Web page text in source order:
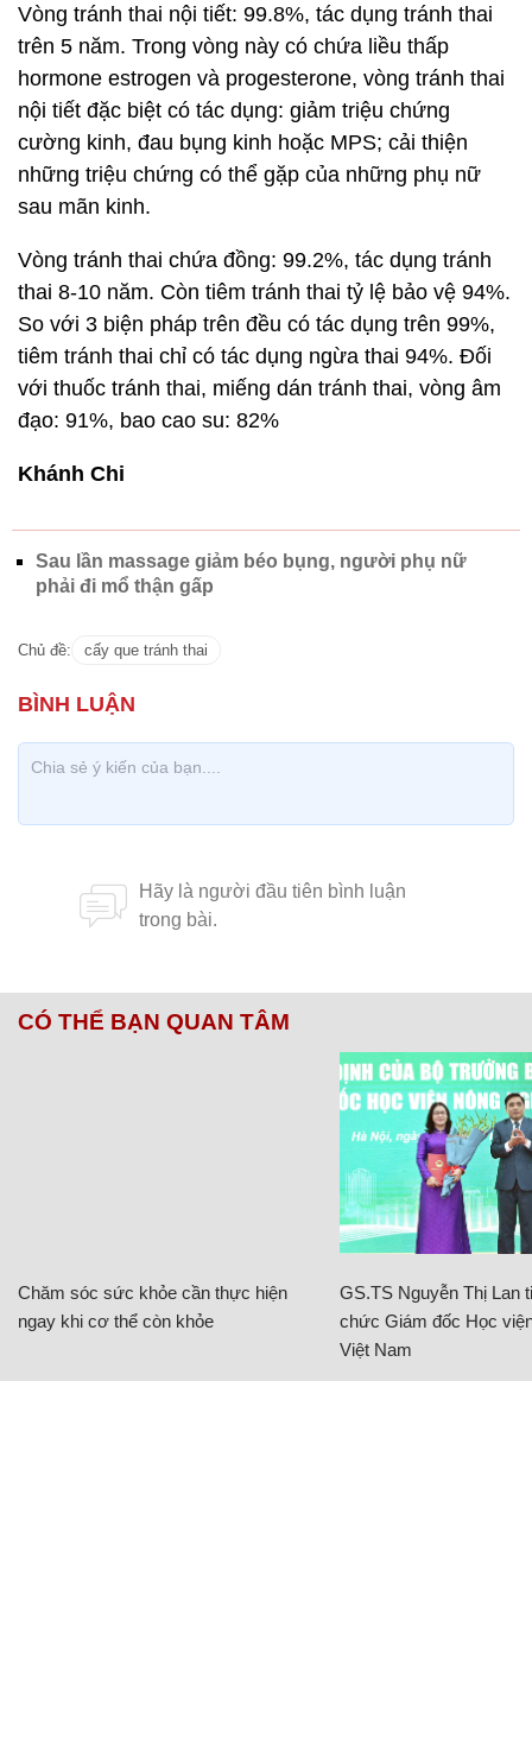
Vòng tránh thai nội tiết: 99.8%, tác dụng tránh thai
trên 5 năm. Trong vòng này có chứa liều thấp
hormone estrogen và progesterone, vòng tránh thai
nội tiết đặc biệt có tác dụng: giảm triệu chứng
cường kinh, đau bụng kinh hoặc MPS; cải thiện
những triệu chứng có thể gặp của những phụ nữ
sau mãn kinh.
Vòng tránh thai chứa đồng: 99.2%, tác dụng tránh
thai 8-10 năm. Còn tiêm tránh thai tỷ lệ bảo vệ 94%.
So với 3 biện pháp trên đều có tác dụng trên 99%,
tiêm tránh thai chỉ có tác dụng ngừa thai 94%. Đối
với thuốc tránh thai, miếng dán tránh thai, vòng âm
đạo: 91%, bao cao su: 82%
Khánh Chi
Sau lần massage giảm béo bụng, người phụ nữ
phải đi mổ thận gấp
Chủ đề: cấy que tránh thai
CÓ THỂ BẠN QUAN TÂM
Chăm sóc sức khỏe cần thực hiện
ngay khi cơ thể còn khỏe
GS.TS Nguyễn Thị Lan
chức Giám đốc Học
Việt Nam